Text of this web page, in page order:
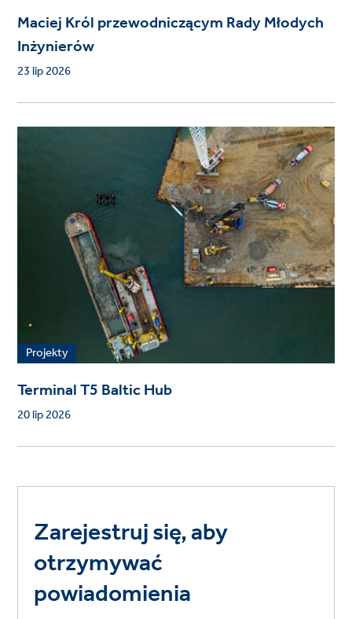
Maciej Król przewodniczącym Rady Młodych
Inżynierów
23 lip 2026
Projekty
Terminal T5 Baltic Hub
20 lip 2026
Zarejestruj się, aby
otrzymywać
powiadomienia